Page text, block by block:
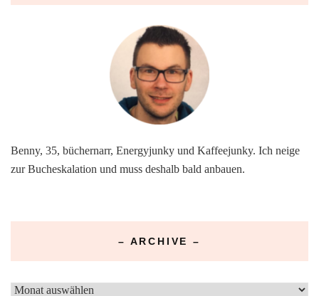
Benny, 35, büchernarr, Energyjunky und Kaffeejunky. Ich neige
zur Bucheskalation und muss deshalb bald anbauen.
– ARCHIVE –
–